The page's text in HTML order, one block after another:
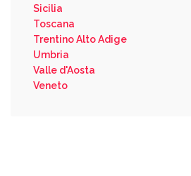
Sicilia
Toscana
Trentino Alto Adige
Umbria
Valle d'Aosta
Veneto